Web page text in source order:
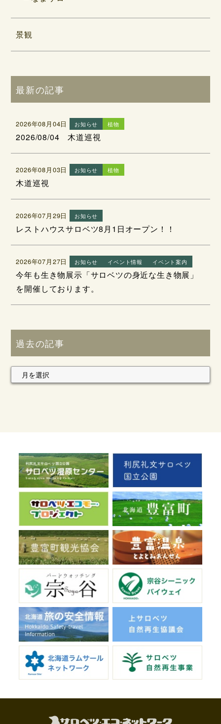
景観
最新の記事
2026年08月04日 お知らせ 植物
2026/08/04 木道巡視
2026年08月03日 お知らせ 植物
木道巡視
2026年07月29日 お知らせ
レストハウスサロベツ8月1日オープン！！
2026年07月27日 お知らせ イベント情報 イベント案内
今年も生き物展示「サロベツの身近な生き物展」
を開催しております。
過去の記事